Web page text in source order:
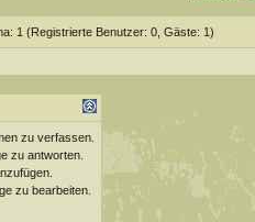
1 (Registrierte Benutzer: 0, Gäste: 1)
zu verfassen.
zu antworten.
zu bearbeiten.